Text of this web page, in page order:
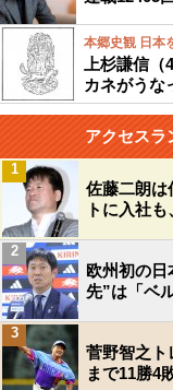
本郷史観 日本
上杉謙信
カネがうな
アクセスラ
佐藤二朗は
トに入社
1
欧州初の日
先”は「ベ
2
菅野智之ト
まで11勝4
3